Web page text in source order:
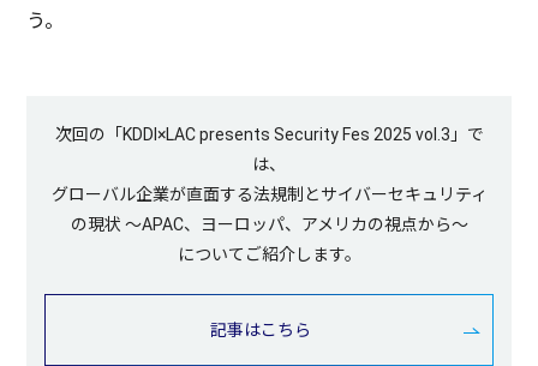
う。
次回の「KDDI×LAC presents Security Fes 2025 vol.3」で
は、
グローバル企業が直面する法規制とサイバーセキュリティ
の現状 ～APAC、ヨーロッパ、アメリカの視点から～
についてご紹介します。
記事はこちら